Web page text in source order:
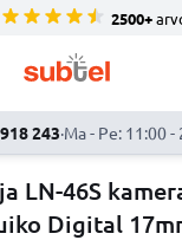
2500+
243·Ma - Pe: 11:00 -
LN-46S
Digital